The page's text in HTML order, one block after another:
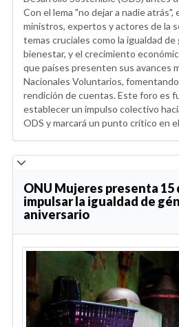
Con el lema "no dejar a nadie
ministros, expertos y actores de la
temas cruciales como la igualdad de
bienestar, y el crecimiento
que países presenten sus avances
Nacionales Voluntarios,
rendición de cuentas. Este foro es
establecer un impulso colectivo
ODS y marcará un punto crítico en
ONU Mujeres presenta 15
impulsar la igualdad de
aniversario